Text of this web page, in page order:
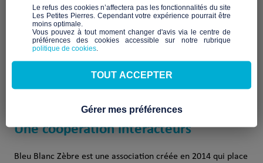
l’utilité de notre action auprès des citoyens. C’est aussi
l’opportunité de rejoindre une communauté d’entraide entre
porteurs d’actions pour résoudre ensemble les fractures de
notre pays.
initiatives positives qui contribuent à créer une société
porteuse d’espoir où chacun coopère au service du bien
Une coopération interacteurs
Bleu Blanc Zèbre est une association créée en 2014 qui place
​Le refus des cookies n’affectera pas les fonctionnalités du site
Les Petites Pierres. Cependant votre expérience pourrait être
moins optimale.​
Vous pouvez à tout moment changer d'avis via le centre de
préférences des cookies accessible sur notre rubrique
politique de cookies
TOUT ACCEPTER
Gérer mes préférences